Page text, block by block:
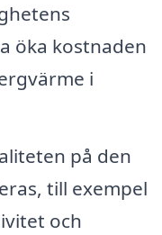
öka kostnaden
i
på den
till exempel
och